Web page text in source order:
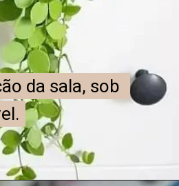
da sala, sob
da sala, sob